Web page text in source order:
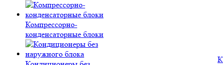
Компрессорно-
конденсаторные блоки